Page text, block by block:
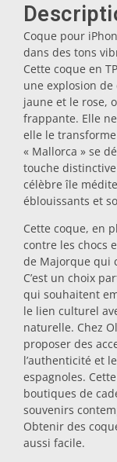
Coque pour
dans des tons
Cette coque en
une explosion
jaune et le rose,
frappante. Elle
elle le
« Mallorca » se
touche
célèbre île
éblouissants et
Cette coque, en
contre les chocs
de Majorque qui
C’est un choix
qui souhaitent
le lien culturel
naturelle. Chez
proposer des
l’authenticité et
espagnoles.
boutiques de
souvenirs
Obtenir des
aussi facile.